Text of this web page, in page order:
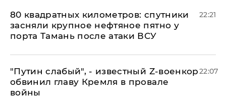
80 квадратных километров: спутники
засняли крупное нефтяное пятно у
порта Тамань после атаки ВСУ
22:21
​"Путин слабый", - известный Z-военкор
обвинил главу Кремля в провале
войны
22:07